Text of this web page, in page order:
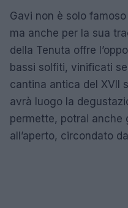
Gavi non è solo
ma anche per la sua
della Tenuta offre
bassi solfiti, vinificati
cantina antica del XVII
avrà luogo la
permette, potrai anche
all’aperto, circondato